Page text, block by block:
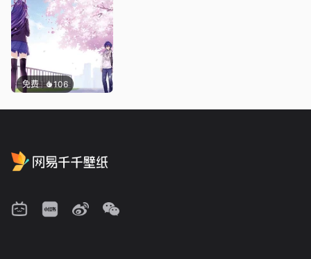
免费 106